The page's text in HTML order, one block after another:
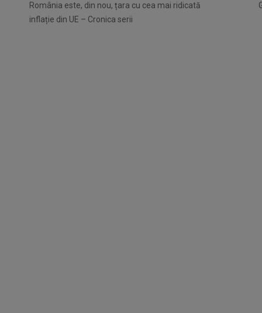
România este, din nou, țara cu cea mai ridicată
inflație din UE – Cronica serii